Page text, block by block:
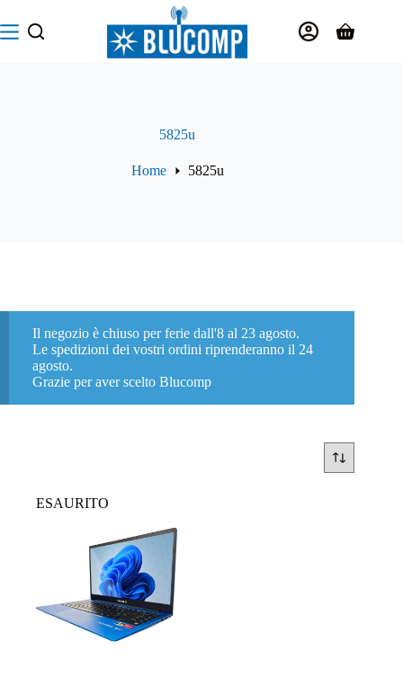
al
contenuto
Carrello
5825u
Home 5825u
Il negozio è chiuso per ferie dall'8 al 23 agosto.
Le spedizioni dei vostri ordini riprenderanno il 24
agosto.
Grazie per aver scelto Blucomp
ESAURITO